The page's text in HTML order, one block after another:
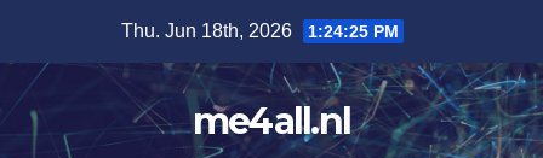
content
Thu. Jun 18th, 2026 1:24:27 PM
me4all.nl